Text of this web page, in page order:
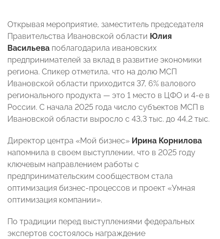
Открывая мероприятие, заместитель председателя
Правительства Ивановской области Юлия
Васильева поблагодарила ивановских
предпринимателей за вклад в развитие экономики
региона. Спикер отметила, что на долю МСП
Ивановской области приходится 37, 6% валового
регионального продукта — это 1 место в ЦФО и 4-е в
России. С начала 2025 года число субъектов МСП в
Ивановской области выросло с 43,3 тыс. до 44,2 тыс.
Директор центра «Мой бизнес» Ирина Корнилова
напомнила в своем выступлении, что в 2025 году
ключевым направлением работы с
предпринимательским сообществом стала
оптимизация бизнес-процессов и проект «Умная
оптимизация компании».
По традиции перед выступлениями федеральных
экспертов состоялось награждение